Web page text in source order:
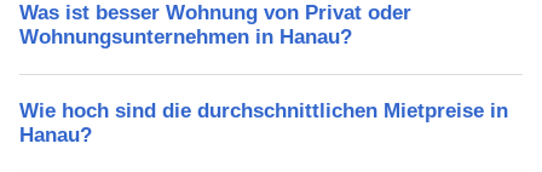
Was ist besser Wohnung von Privat oder
Wohnungsunternehmen in Hanau?
Wie hoch sind die durchschnittlichen Mietpreise in
Hanau?